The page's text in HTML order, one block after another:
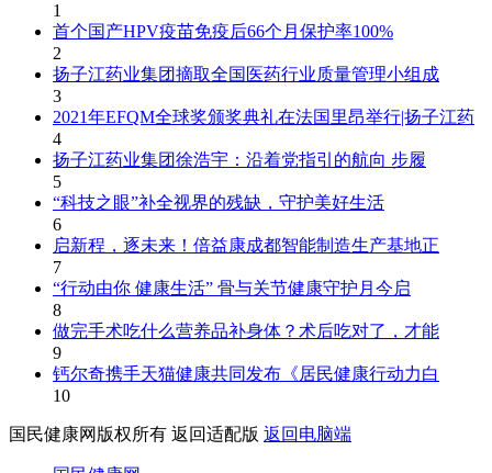
1
首个国产HPV疫苗免疫后66个月保护率100%
2
扬子江药业集团摘取全国医药行业质量管理小组成
3
2021年EFQM全球奖颁奖典礼在法国里昂举行|扬子江药
4
扬子江药业集团徐浩宇：沿着党指引的航向 步履
5
“科技之眼”补全视界的残缺，守护美好生活
6
启新程，逐未来！倍益康成都智能制造生产基地正
7
“行动由你 健康生活” 骨与关节健康守护月今启
8
做完手术吃什么营养品补身体？术后吃对了，才能
9
钙尔奇携手天猫健康共同发布《居民健康行动力白
10
国民健康网版权所有 返回适配版 返回电脑端